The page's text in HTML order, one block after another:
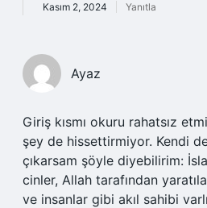
Kasım 2, 2024 Yanıtla
Ayaz
Giriş kısmı okuru rahatsız
şey de hissettirmiyor. Kendi
çıkarsam şöyle diyebilirim:
cinler, Allah tarafından
ve insanlar gibi akıl sahibi